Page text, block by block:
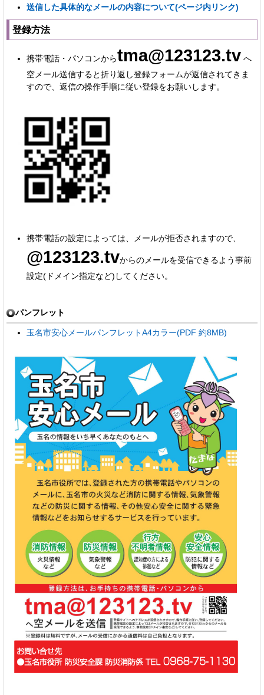
送信した具体的なメールの内容について(ページ内リンク)
登録方法
携帯電話・パソコンからtma@123123.tv へ
空メール送信すると折り返し登録フォームが返信されてきま
すので、返信の操作手順に従い登録をお願いします。
携帯電話の設定によっては、メールが拒否されますので、
@123123.tvからのメールを受信できるよう事前
設定(ドメイン指定など)してください。
パンフレット
玉名市安心メールパンフレットA4カラー(PDF 約8MB)